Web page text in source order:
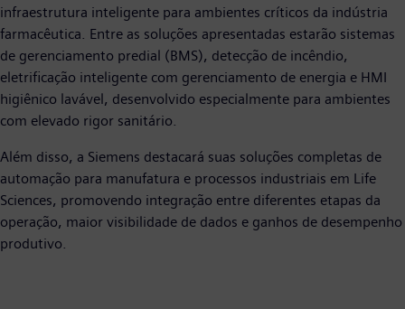
infraestrutura inteligente para ambientes críticos da indústria
farmacêutica. Entre as soluções apresentadas estarão sistemas
de gerenciamento predial (BMS), detecção de incêndio,
eletrificação inteligente com gerenciamento de energia e HMI
higiênico lavável, desenvolvido especialmente para ambientes
com elevado rigor sanitário.
Além disso, a Siemens destacará suas soluções completas de
automação para manufatura e processos industriais em Life
Sciences, promovendo integração entre diferentes etapas da
operação, maior visibilidade de dados e ganhos de desempenho
produtivo.